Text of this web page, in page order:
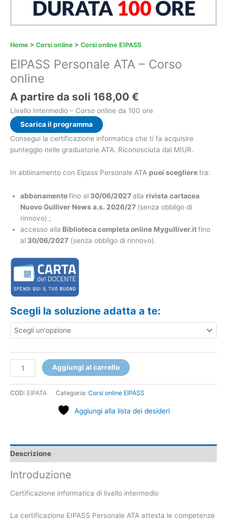
Home > Corsi online > Corsi online EIPASS
EIPASS Personale ATA – Corso
online
A partire da soli 168,00 €
Livello Intermedio – Corso online da 100 ore
Scarica il programma
Consegui la certificazione informatica che ti fa acquisire
punteggio nelle graduatorie ATA. Riconosciuta dal MIUR.
In abbinamento con Eipass Personale ATA puoi sceglieretra:
abbonamentofino al 30/06/2027alla rivista cartacea
Nuovo Gulliver News a.s. 2026/27 (senza obbligo di
rinnovo) ;
accesso alla Biblioteca completa online Mygulliver.itfino
al 30/06/2027 (senza obbligo di rinnovo).
Scegli la soluzione adatta a te:
Aggiungi al carrello
COD: EIPATA Categoria: Corsi online EIPASS
Aggiungi alla lista dei desideri
Descrizione
Introduzione
Certificazione informatica di livello intermedio
La certificazione EIPASS Personale ATA attesta le competenze